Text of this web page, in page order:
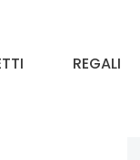
REGALI